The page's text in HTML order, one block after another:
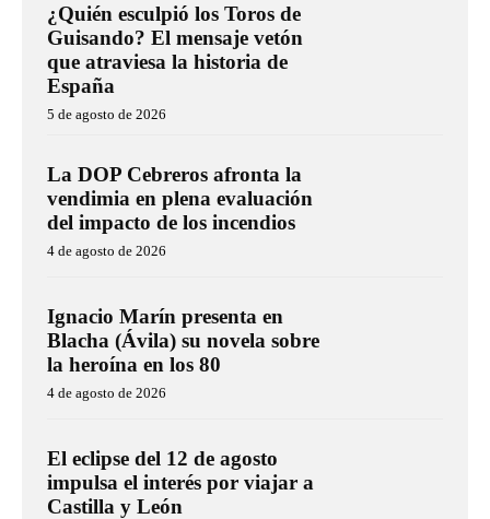
¿Quién esculpió los Toros de
Guisando? El mensaje vetón
que atraviesa la historia de
España
5 de agosto de 2026
La DOP Cebreros afronta la
vendimia en plena evaluación
del impacto de los incendios
4 de agosto de 2026
Ignacio Marín presenta en
Blacha (Ávila) su novela sobre
la heroína en los 80
4 de agosto de 2026
El eclipse del 12 de agosto
impulsa el interés por viajar a
Castilla y León